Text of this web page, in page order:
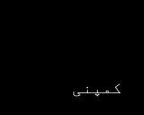
کمپنی